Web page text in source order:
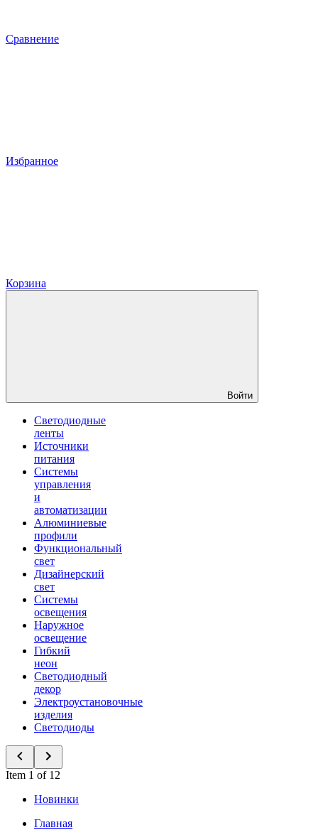
Сравнение
Избранное
Корзина
Войти
Светодиодные
ленты
Источники
питания
Системы
управления
и
автоматизации
Алюминиевые
профили
Функциональный
свет
Дизайнерский
свет
Системы
освещения
Наружное
освещение
Гибкий
неон
Светодиодный
декор
Электроустановочные
изделия
Светодиоды
Item 1 of 12
Новинки
Главная